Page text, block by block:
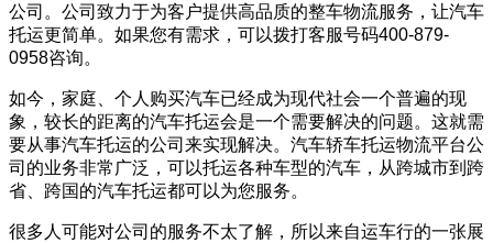
公司。公司致力于为客户提供高品质的整车物流服务，让汽车
托运更简单。如果您有需求，可以拨打客服号码400-879-
0958咨询。
如今，家庭、个人购买汽车已经成为现代社会一个普遍的现
象，较长的距离的汽车托运会是一个需要解决的问题。这就需
要从事汽车托运的公司来实现解决。汽车轿车托运物流平台公
司的业务非常广泛，可以托运各种车型的汽车，从跨城市到跨
省、跨国的汽车托运都可以为您服务。
很多人可能对公司的服务不太了解，所以来自运车行的一张展